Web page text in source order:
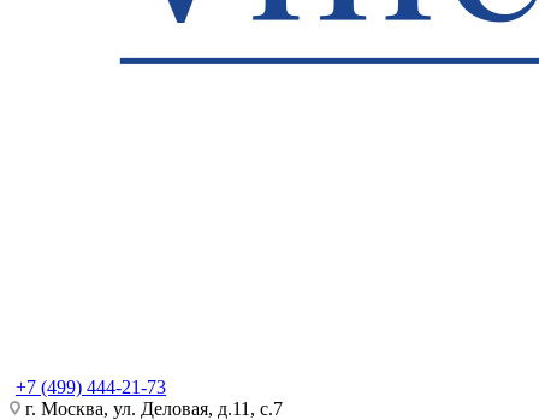
+7 (499) 444-21-73
г. Москва, ул. Деловая, д.11, с.7